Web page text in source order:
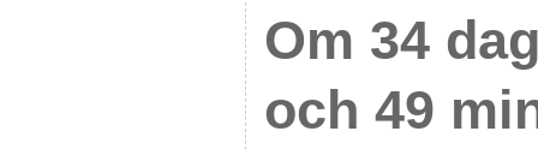
Om 34
och 49